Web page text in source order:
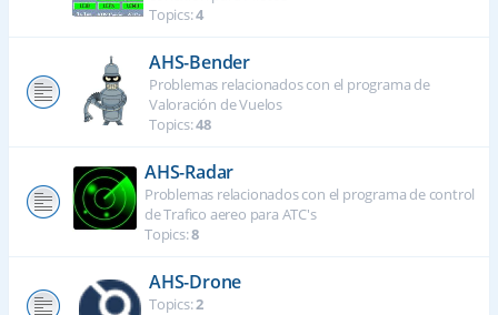
Topics:4
AHS-Bender
Problemas relacionados con el programa de
Valoración de Vuelos
Topics:48
AHS-Radar
Problemas relacionados con el programa de control
de Trafico aereo para ATC's
Topics:8
AHS-Drone
Topics:2